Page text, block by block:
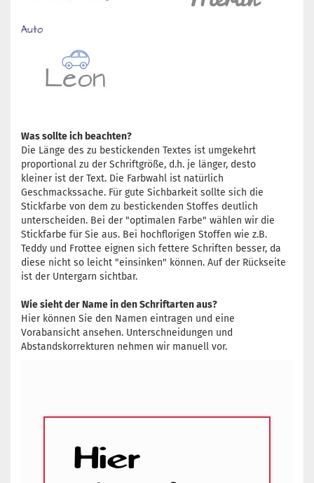
Was sollte ich beachten?
Die Länge des zu bestickenden Textes ist umgekehrt
proportional zu der Schriftgröße, d.h. je länger, desto
kleiner ist der Text. Die Farbwahl ist natürlich
Geschmackssache. Für gute Sichbarkeit sollte sich die
Stickfarbe von dem zu bestickenden Stoffes deutlich
unterscheiden. Bei der "optimalen Farbe" wählen wir die
Stickfarbe für Sie aus. Bei hochflorigen Stoffen wie z.B.
Teddy und Frottee eignen sich fettere Schriften besser, da
diese nicht so leicht "einsinken" können. Auf der Rückseite
ist der Untergarn sichtbar.
Wie sieht der Name in den Schriftarten aus?
Hier können Sie den Namen eintragen und eine
Vorabansicht ansehen. Unterschneidungen und
Abstandskorrekturen nehmen wir manuell vor.